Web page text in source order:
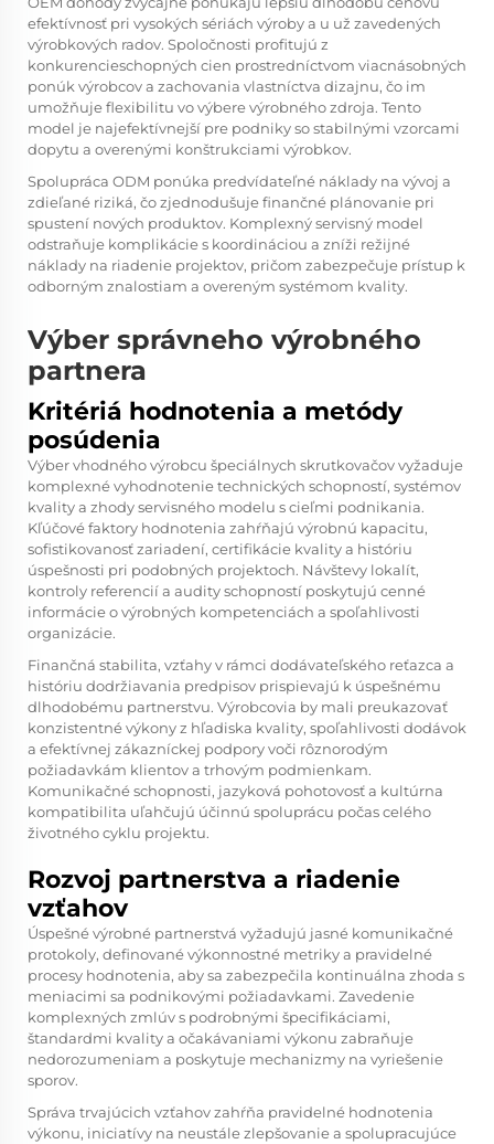
efektívnosť pri vysokých sériách výroby a u už zavedených
výrobkových radov. Spoločnosti profitujú z
konkurencieschopných cien prostredníctvom viacnásobných
ponúk výrobcov a zachovania vlastníctva dizajnu, čo im
umožňuje flexibilitu vo výbere výrobného zdroja. Tento
model je najefektívnejší pre podniky so stabilnými vzorcami
dopytu a overenými konštrukciami výrobkov.
Spolupráca ODM ponúka predvídateľné náklady na vývoj a
zdieľané riziká, čo zjednodušuje finančné plánovanie pri
spustení nových produktov. Komplexný servisný model
odstraňuje komplikácie s koordináciou a zníži režijné
náklady na riadenie projektov, pričom zabezpečuje prístup k
odborným znalostiam a overeným systémom kvality.
Výber správneho výrobného
partnera
Kritériá hodnotenia a metódy
posúdenia
Výber vhodného výrobcu špeciálnych skrutkovačov vyžaduje
komplexné vyhodnotenie technických schopností, systémov
kvality a zhody servisného modelu s cieľmi podnikania.
Kľúčové faktory hodnotenia zahŕňajú výrobnú kapacitu,
sofistikovanosť zariadení, certifikácie kvality a históriu
úspešnosti pri podobných projektoch. Návštevy lokalít,
kontroly referencií a audity schopností poskytujú cenné
informácie o výrobných kompetenciách a spoľahlivosti
organizácie.
Finančná stabilita, vzťahy v rámci dodávateľského reťazca a
históriu dodržiavania predpisov prispievajú k úspešnému
dlhodobému partnerstvu. Výrobcovia by mali preukazovať
konzistentné výkony z hľadiska kvality, spoľahlivosti dodávok
a efektívnej zákazníckej podpory voči rôznorodým
požiadavkám klientov a trhovým podmienkam.
Komunikačné schopnosti, jazyková pohotovosť a kultúrna
kompatibilita uľahčujú účinnú spoluprácu počas celého
životného cyklu projektu.
Rozvoj partnerstva a riadenie
vzťahov
Úspešné výrobné partnerstvá vyžadujú jasné komunikačné
protokoly, definované výkonnostné metriky a pravidelné
procesy hodnotenia, aby sa zabezpečila kontinuálna zhoda s
meniacimi sa podnikovými požiadavkami. Zavedenie
komplexných zmlúv s podrobnými špecifikáciami,
štandardmi kvality a očakávaniami výkonu zabraňuje
nedorozumeniam a poskytuje mechanizmy na vyriešenie
sporov.
Správa trvajúcich vzťahov zahŕňa pravidelné hodnotenia
výkonu, iniciatívy na neustále zlepšovanie a spolupracujúce